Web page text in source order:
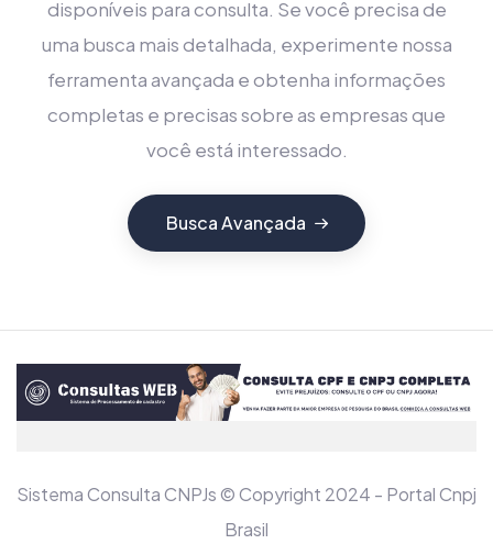
disponíveis para consulta. Se você precisa de
uma busca mais detalhada, experimente nossa
ferramenta avançada e obtenha informações
completas e precisas sobre as empresas que
você está interessado.
Busca Avançada
Sistema Consulta CNPJs © Copyright 2024 - Portal Cnpj
Brasil